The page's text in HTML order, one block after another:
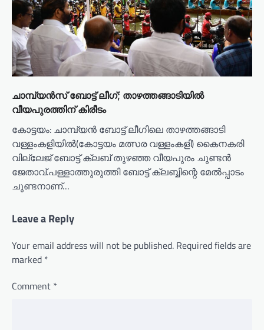
ചാമ്പ്യൻസ് ബോട്ട് ലീഗ്; താഴത്തങ്ങാടിയിൽ
വീയപുരത്തിന് കിരീടം
കോട്ടയം: ചാമ്പ്യൻ ബോട്ട് ലീഗിലെ താഴത്തങ്ങാടി
വള്ളംകളിയിൽ(കോട്ടയം മത്സര വള്ളംകളി) കൈനകരി
വില്ലേജ് ബോട്ട് ക്ലബ് തുഴഞ്ഞ വീയപുരം ചുണ്ടൻ
ജേതാവ്.പള്ളാത്തുരുത്തി ബോട്ട് ക്ലബ്ബിന്റെ മേൽപ്പാടം
ചുണ്ടനാണ്…
Leave a Reply
Your email address will not be published. Required fields are
marked *
Comment *